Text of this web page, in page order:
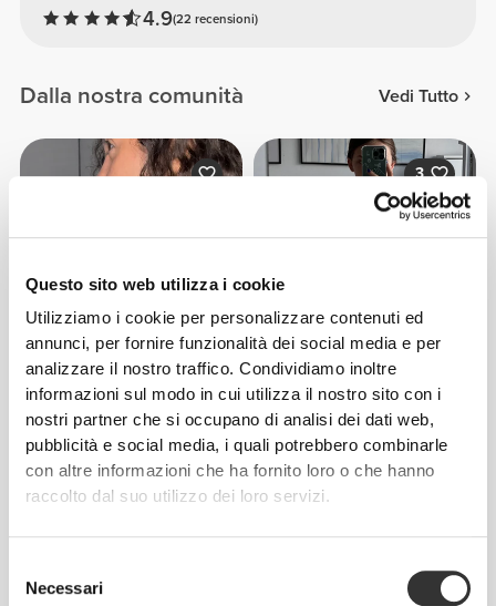
Questo sito web utilizza i cookie
Utilizziamo i cookie per personalizzare contenuti ed
annunci, per fornire funzionalità dei social media e per
analizzare il nostro traffico. Condividiamo inoltre
informazioni sul modo in cui utilizza il nostro sito con i
nostri partner che si occupano di analisi dei dati web,
pubblicità e social media, i quali potrebbero combinarle
con altre informazioni che ha fornito loro o che hanno
raccolto dal suo utilizzo dei loro servizi.
delNecessari
4.9(22 recensioni)
Dalla nostra comunità Vedi Tutto
Thayna
3
Helena